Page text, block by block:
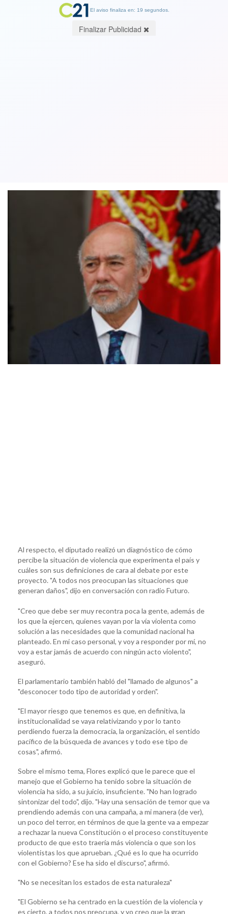
Al respecto, el diputado realizó un diagnóstico de cómo
percibe la situación de violencia que experimenta el país y
cuáles son sus definiciones de cara al debate por este
proyecto. "A todos nos preocupan las situaciones que
generan daños", dijo en conversación con radio Futuro.
"Creo que debe ser muy recontra poca la gente, además de
los que la ejercen, quienes vayan por la vía violenta como
solución a las necesidades que la comunidad nacional ha
planteado. En mi caso personal, y voy a responder por mí, no
voy a estar jamás de acuerdo con ningún acto violento",
aseguró.
El parlamentario también habló del "llamado de algunos" a
"desconocer todo tipo de autoridad y orden".
"El mayor riesgo que tenemos es que, en definitiva, la
institucionalidad se vaya relativizando y por lo tanto
perdiendo fuerza la democracia, la organización, el sentido
pacífico de la búsqueda de avances y todo ese tipo de
cosas", afirmó.
Sobre el mismo tema, Flores explicó que le parece que el
manejo que el Gobierno ha tenido sobre la situación de
violencia ha sido, a su juicio, insuficiente. "No han logrado
sintonizar del todo", dijo. "Hay una sensación de temor que va
prendiendo además con una campaña, a mi manera (de ver),
un poco del terror, en términos de que la gente va a empezar
a rechazar la nueva Constitución o el proceso constituyente
producto de que esto traería más violencia o que son los
violentistas los que aprueban. ¿Qué es lo que ha ocurrido
con el Gobierno? Ese ha sido el discurso", afirmó.
"No se necesitan los estados de esta naturaleza"
"El Gobierno se ha centrado en la cuestión de la violencia y
es cierto, a todos nos preocupa, y yo creo que la gran
El aviso finaliza en: 19 segundos.
Finalizar Publicidad